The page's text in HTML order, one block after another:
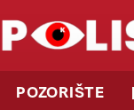
POZORIŠTE